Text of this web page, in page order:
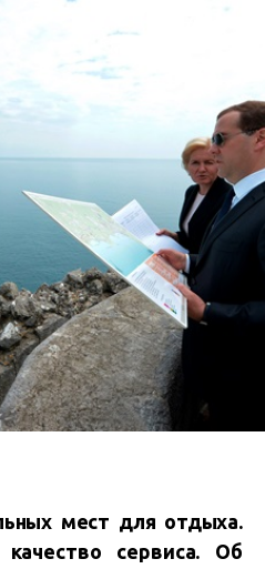
мест для отдыха.
сервиса. Об